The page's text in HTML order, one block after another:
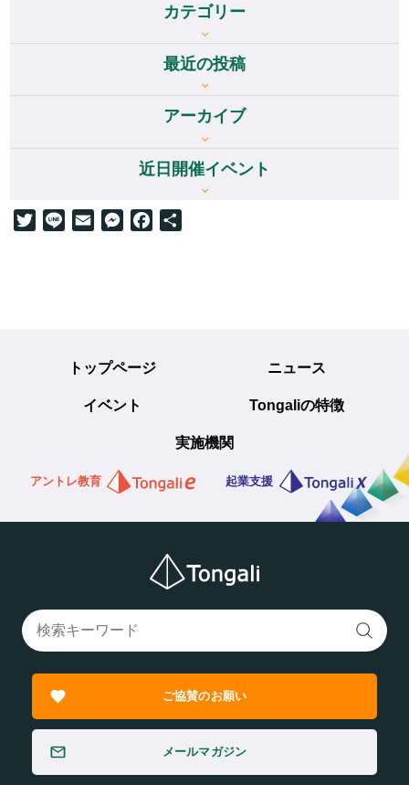
カテゴリー
最近の投稿
アーカイブ
近日開催イベント
TwitterLine Email Messenger
Facebook
トップページ ニュース
イベント Tongaliの特徴
実施機関
アントレ教育 起業支援
ご協賛のお願い
メールマガジン